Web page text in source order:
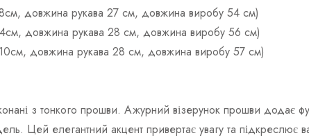
довжина рукава 27 см, довжина виробу 54 см)
довжина рукава 28 см, довжина виробу 56 см)
довжина рукава 28 см, довжина виробу 57 см)
з тонкого прошви. Ажурний візерунок прошви додає
Цей елегантний акцент привертає увагу та підкреслює